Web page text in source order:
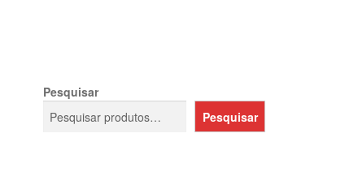
Pesquisar
Pesquisar